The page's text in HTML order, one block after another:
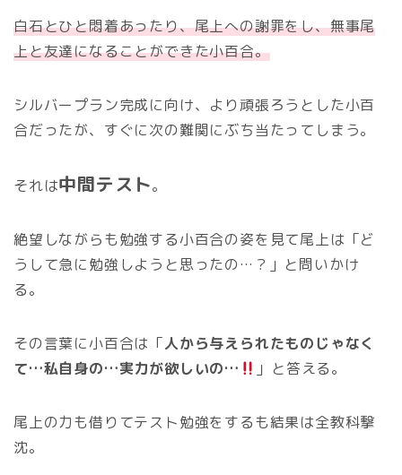
白石とひと悶着あったり、尾上への謝罪をし、無事尾
上と友達になることができた小百合。
シルバープラン完成に向け、より頑張ろうとした小百
合だったが、すぐに次の難関にぶち当たってしまう。
それは中間テスト。
絶望しながらも勉強する小百合の姿を見て尾上は「ど
うして急に勉強しようと思ったの…？」と問いかけ
る。
その言葉に小百合は「人から与えられたものじゃなく
て…私自身の…実力が欲しいの…
」と答える。
尾上の力も借りてテスト勉強をするも結果は全教科撃
沈。